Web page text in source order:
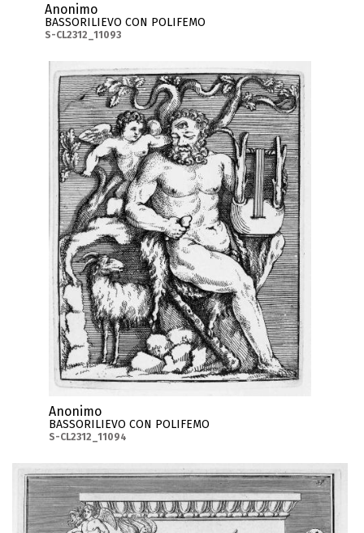
Anonimo
BASSORILIEVO CON POLIFEMO
S-CL2312_11093
Anonimo
BASSORILIEVO CON POLIFEMO
S-CL2312_11094